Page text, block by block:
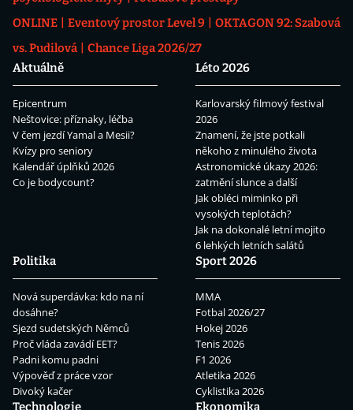
ONLINE
Eventový prostor Level 9
OKTAGON 92: Szabová
vs. Pudilová
Chance Liga 2026/27
Aktuálně
Epicentrum
Neštovice: příznaky, léčba
V čem jezdí Yamal a Mesii?
Kvízy pro seniory
Kalendář úplňků 2026
Co je bodycount?
Léto 2026
Karlovarský filmový festival
2026
Znamení, že jste potkali
někoho z minulého života
Astronomické úkazy 2026:
zatmění slunce a další
Jak obléci miminko při
vysokých teplotách?
Jak na dokonalé letní mojito
6 lehkých letních salátů
Politika
Nová superdávka: kdo na ní
dosáhne?
Sjezd sudetských Němců
Proč vláda zavádí EET?
Padni komu padni
Výpověď z práce vzor
Divoký kačer
Sport 2026
MMA
Fotbal 2026/27
Hokej 2026
Tenis 2026
F1 2026
Atletika 2026
Cyklistika 2026
Technologie
Ekonomika